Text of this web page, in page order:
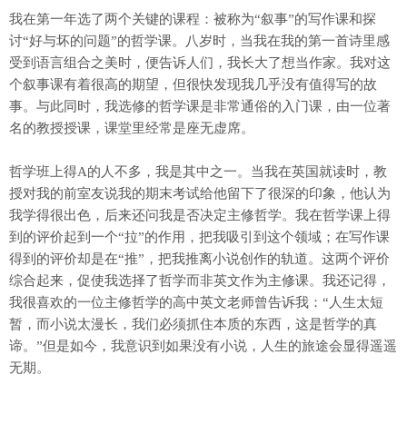
我在第一年选了两个关键的课程：被称为“叙事”的写作课和探
讨“好与坏的问题”的哲学课。八岁时，当我在我的第一首诗里感
受到语言组合之美时，便告诉人们，我长大了想当作家。我对这
个叙事课有着很高的期望，但很快发现我几乎没有值得写的故
事。与此同时，我选修的哲学课是非常通俗的入门课，由一位著
名的教授授课，课堂里经常是座无虚席。
哲学班上得A的人不多，我是其中之一。当我在英国就读时，教
授对我的前室友说我的期末考试给他留下了很深的印象，他认为
我学得很出色，后来还问我是否决定主修哲学。我在哲学课上得
到的评价起到一个“拉”的作用，把我吸引到这个领域；在写作课
得到的评价却是在“推”，把我推离小说创作的轨道。这两个评价
综合起来，促使我选择了哲学而非英文作为主修课。我还记得，
我很喜欢的一位主修哲学的高中英文老师曾告诉我：“人生太短
暂，而小说太漫长，我们必须抓住本质的东西，这是哲学的真
谛。”但是如今，我意识到如果没有小说，人生的旅途会显得遥遥
无期。